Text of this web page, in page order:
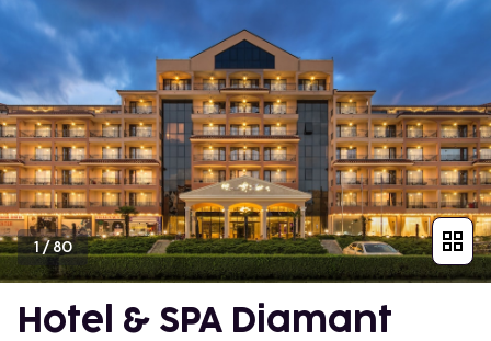
1/80
Hotel & SPA Diamant